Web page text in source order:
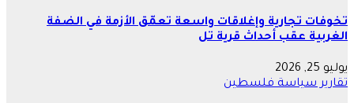
تخوفات تجارية وإغلاقات واسعة تعمّق الأزمة في الضفة
الغربية عقب أحداث قرية تل
يوليو 25, 2026
تقاريرسياسةفلسطين